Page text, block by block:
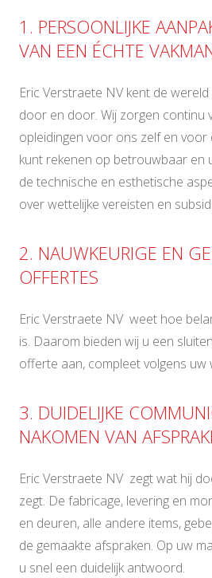
1. PERSOONLIJKE
VAN EEN ÉCHTE
Eric Verstraete NV kent de
door en door. Wij zorgen continu
opleidingen voor ons zelf en voor
kunt rekenen op betrouwbaar en
de technische en esthetische
over wettelijke vereisten en
2. NAUWKEURIGE EN
OFFERTES
Eric Verstraete NV weet hoe
is. Daarom bieden wij u een
offerte aan, compleet volgens uw
3. DUIDELIJKE
NAKOMEN VAN
Eric Verstraete NV zegt wat hij
zegt. De fabricage, levering en
en deuren, alle andere items,
de gemaakte afspraken. Op uw
u snel een duidelijk antwoord.